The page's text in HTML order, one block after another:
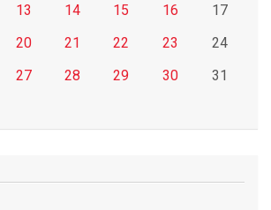
13 14 15 16
17
20 21 22 23
24
27 28 29 30
31